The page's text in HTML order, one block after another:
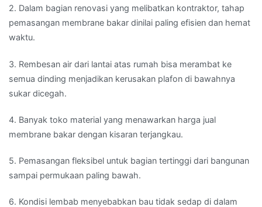
2. Dalam bagian renovasi yang melibatkan kontraktor, tahap
pemasangan membrane bakar dinilai paling efisien dan hemat
waktu.
3. Rembesan air dari lantai atas rumah bisa merambat ke
semua dinding menjadikan kerusakan plafon di bawahnya
sukar dicegah.
4. Banyak toko material yang menawarkan harga jual
membrane bakar dengan kisaran terjangkau.
5. Pemasangan fleksibel untuk bagian tertinggi dari bangunan
sampai permukaan paling bawah.
6. Kondisi lembab menyebabkan bau tidak sedap di dalam